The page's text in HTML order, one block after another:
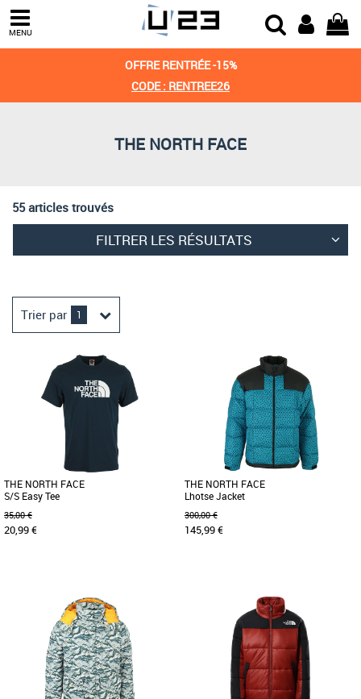
MENU
OFFRE RENTRÉE -15%
CODE : RENTREE26
THE NORTH FACE
55 articles trouvés
FILTRER LES RÉSULTATS
Trier par 1
Trier par
Derniers arrivages
THE NORTH FACE
S/S Easy Tee
35,00 €
20,99 €
Quand il fait chaud, le T-shirt Easy 100
% coton sera parfait pour toutes les
activités décontractées. Plus [...]
THE NORTH FACE
Lhotse Jacket
300,00 €
145,99 €
La veste Lhotse est une véritable veste
polyvalente avec un style urbain au
design color-block. Imperméable [...]